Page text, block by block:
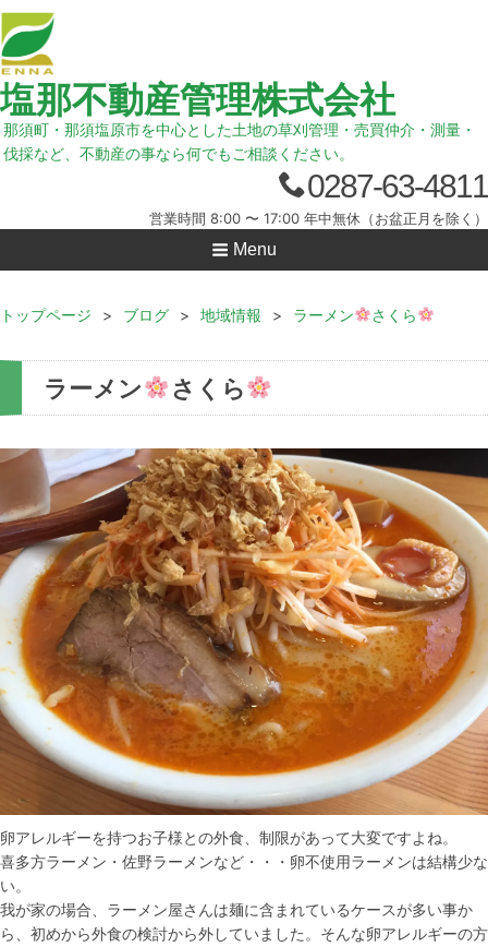
塩那不動産管理株式会社
那須町・那須塩原市を中心とした土地の草刈管理・売買仲介・測量・
伐採など、不動産の事なら何でもご相談ください。
0287-63-4811
営業時間 8:00 〜 17:00 年中無休（お盆正月を除く）
Menu
トップページ > ブログ > 地域情報 > ラーメン さくら
ラーメン さくら
卵アレルギーを持つお子様との外食、制限があって大変ですよね。
喜多方ラーメン・佐野ラーメンなど・・・卵不使用ラーメンは結構少な
い。
我が家の場合、ラーメン屋さんは麺に含まれているケースが多い事か
ら、初めから外食の検討から外していました。そんな卵アレルギーの方